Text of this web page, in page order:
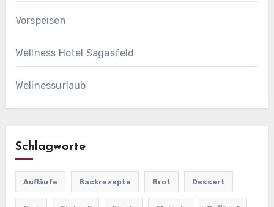
Vorspeisen
Wellness Hotel Sagasfeld
Wellnessurlaub
Schlagworte
Aufläufe Backrezepte Brot Dessert